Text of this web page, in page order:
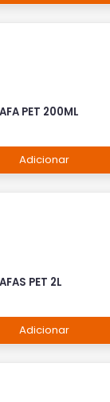
PET 200ML
Adicionar
PET 2L
Adicionar